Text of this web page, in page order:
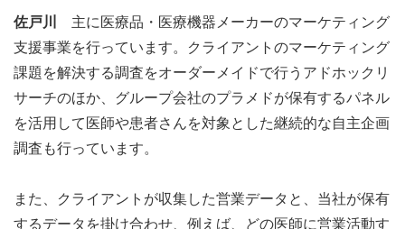
佐戸川 主に医療品・医療機器メーカーのマーケティング
支援事業を行っています。クライアントのマーケティング
課題を解決する調査をオーダーメイドで行うアドホックリ
サーチのほか、グループ会社のプラメドが保有するパネル
を活用して医師や患者さんを対象とした継続的な自主企画
調査も行っています。
また、クライアントが収集した営業データと、当社が保有
するデータを掛け合わせ、例えば、どの医師に営業活動す